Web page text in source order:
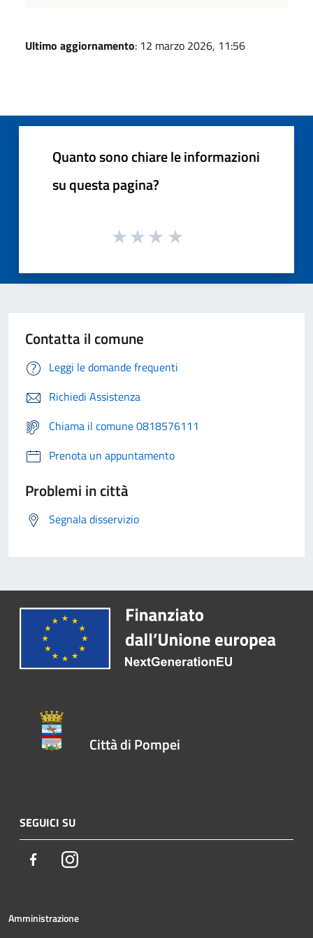
Ultimo aggiornamento: 12 marzo 2026, 11:56
Quanto sono chiare le informazioni
su questa pagina?
Contatta il comune
Leggi le domande frequenti
Richiedi Assistenza
Chiama il comune 0818576111
Prenota un appuntamento
Problemi in città
Segnala disservizio
Città di Pompei
SEGUICI SU
FacebookInstagram
Amministrazione